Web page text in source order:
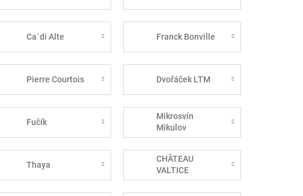
Ca´di Alte Franck Bonville
Pierre Courtois Dvořáček LTM
Fučík
Mikrosvín
Mikulov
Thaya
CHÂTEAU
VALTICE